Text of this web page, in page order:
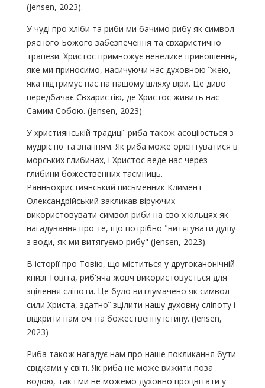
(Jensen, 2023).
У чуді про хліби та риби ми бачимо рибу як символ
рясного Божого забезпечення та євхаристичної
трапези. Христос примножує невелике приношення,
яке ми приносимо, насичуючи нас духовною їжею,
яка підтримує нас на нашому шляху віри. Це диво
передбачає Євхаристію, де Христос живить нас
Самим Собою. (Jensen, 2023)
У християнській традиції риба також асоціюється з
мудрістю та знанням. Як риба може орієнтуватися в
морських глибинах, і Христос веде нас через
глибини божественних таємниць.
Ранньохристиянський письменник Климент
Олександрійський закликав віруючих
використовувати символ риби на своїх кільцях як
нагадування про те, що потрібно "витягувати душу
з води, як ми витягуємо рибу" (Jensen, 2023).
В історії про Товію, що міститься у другоканонічній
книзі Товіта, риб'яча жовч використовується для
зцілення сліпоти. Це було витлумачено як символ
сили Христа, здатної зцілити нашу духовну сліпоту і
відкрити нам очі на божественну істину. (Jensen,
2023)
Риба також нагадує нам про наше покликання бути
свідками у світі. Як риба не може вижити поза
водою, так і ми не можемо духовно процвітати у